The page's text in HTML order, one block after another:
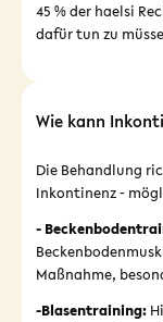
45 % der haelsi
dafür tun zu
Wie kann
Die Behandlung
Inkontinenz -
-
Maßnahme,
-Blasentraining: